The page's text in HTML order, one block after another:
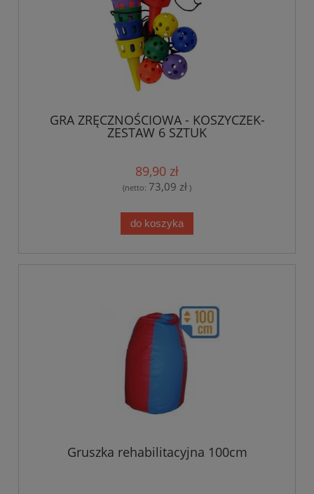
GRA ZRĘCZNOŚCIOWA - KOSZYCZEK-
ZESTAW 6 SZTUK
89,90 zł
(netto: 73,09 zł )
do koszyka
Gruszka rehabilitacyjna 100cm